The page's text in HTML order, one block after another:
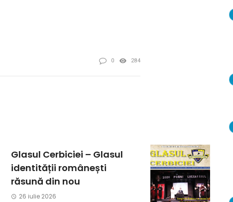
0 284
Glasul Cerbiciei – Glasul
identității românești
răsună din nou
26 iulie 2026